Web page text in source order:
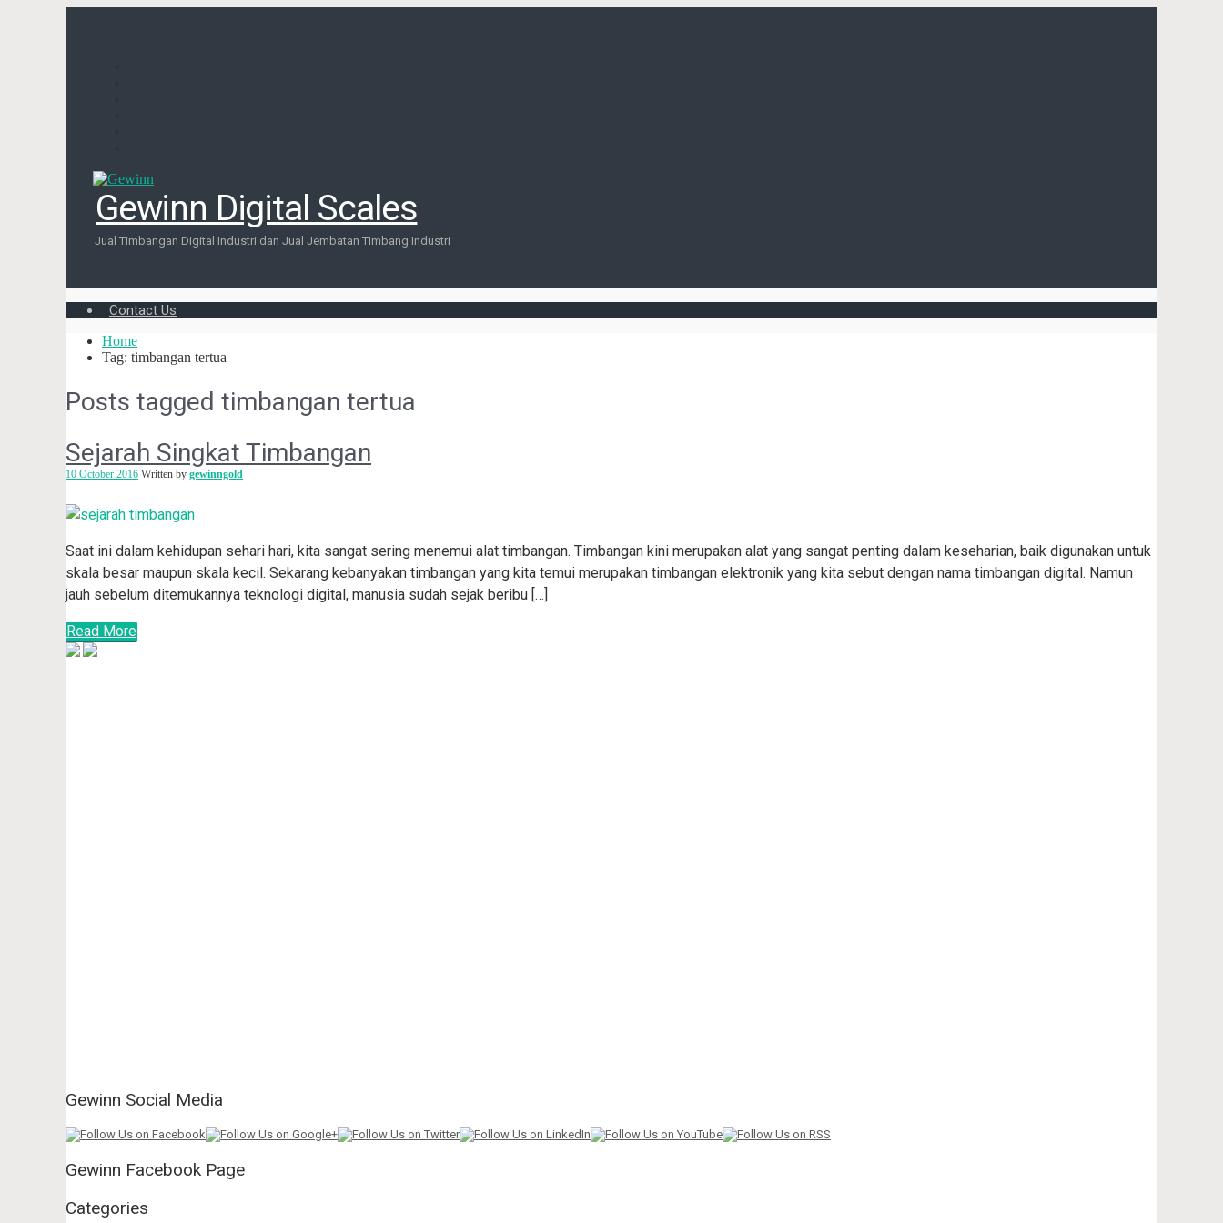
Gewinn Digital Scales
Jual Timbangan Digital Industri dan Jual Jembatan Timbang Industri
Contact Us
Home
Tag: timbangan tertua
Posts tagged timbangan tertua
Sejarah Singkat Timbangan
10 October 2016 Written by gewinngold
Saat ini dalam kehidupan sehari hari, kita sangat sering menemui alat timbangan. Timbangan kini merupakan alat yang sangat penting dalam keseharian, baik digunakan untuk
skala besar maupun skala kecil. Sekarang kebanyakan timbangan yang kita temui merupakan timbangan elektronik yang kita sebut dengan nama timbangan digital. Namun
jauh sebelum ditemukannya teknologi digital, manusia sudah sejak beribu […]
Read More
Gewinn Social Media
Gewinn Facebook Page
Categories